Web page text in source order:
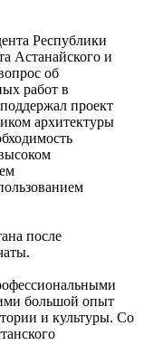
Республики
Астанайского и
об
работ в
проект
архитектуры
после
большой опыт
и культуры. Со